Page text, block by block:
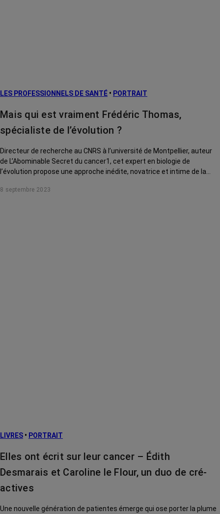
LES PROFESSIONNELS DE SANTÉ • PORTRAIT
Mais qui est vraiment Frédéric Thomas,
spécialiste de l’évolution ?
Directeur de recherche au CNRS à l’université de Montpellier, auteur
de L’Abominable Secret du cancer1, cet expert en biologie de
l’évolution propose une approche inédite, novatrice et intime de la
8 septembre 2023
LIVRES • PORTRAIT
Elles ont écrit sur leur cancer – Édith
Desmarais et Caroline le Flour, un duo de cré-
actives
Une nouvelle génération de patientes émerge qui ose porter la plume